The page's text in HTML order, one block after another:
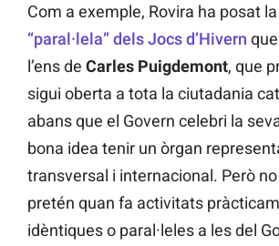
Com a exemple, Rovira ha posat la
“paral·lela” dels Jocs d’Hivern
l’ens de Carles Puigdemont, que
sigui oberta a tota la ciutadania
abans que el Govern celebri la
bona idea tenir un òrgan
transversal i internacional. Però
pretén quan fa activitats
idèntiques o paral·leles a les del